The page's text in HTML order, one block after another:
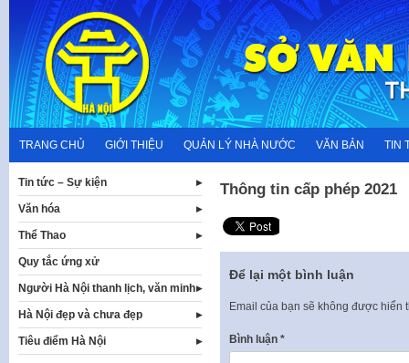
content
TRANG CHỦ GIỚI THIỆU QUẢN LÝ NHÀ NƯỚC VĂN BẢN TIN
Thông tin cấp phép 2021
Để lại một bình luận
Email của bạn sẽ không được hiển
Bình luận *
Tin tức – Sự kiện
Văn hóa
Thể Thao
Quy tắc ứng xử
Người Hà Nội thanh lịch, văn minh
Hà Nội đẹp và chưa đẹp
Tiêu điểm Hà Nội